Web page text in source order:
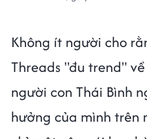
Không ít người cho
Threads "đu trend"
người con Thái Bình
hưởng của mình trên